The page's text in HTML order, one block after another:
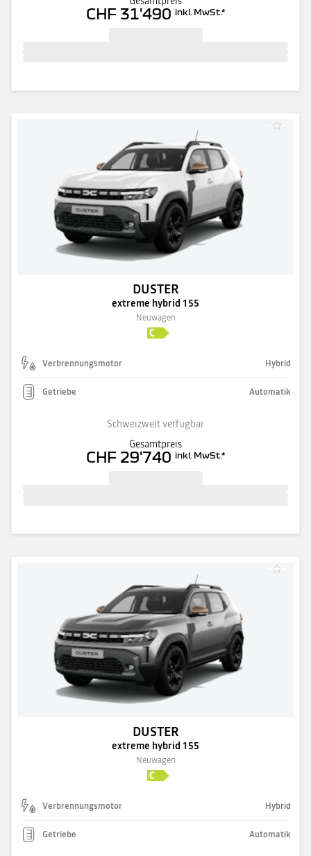
CHF 31'490 inkl. MwSt.*
DUSTER
extreme hybrid 155
Neuwagen
Verbrennungsmotor Hybrid
Getriebe Automatik
Schweizweit verfügbar
Gesamtpreis
CHF 29'740 inkl. MwSt.*
DUSTER
extreme hybrid 155
Neuwagen
Verbrennungsmotor Hybrid
Getriebe Automatik